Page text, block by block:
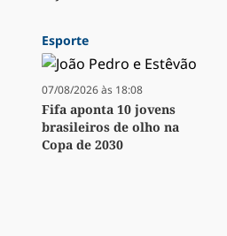
Esporte
07/08/2026 às 18:08
Fifa aponta 10 jovens
brasileiros de olho na
Copa de 2030